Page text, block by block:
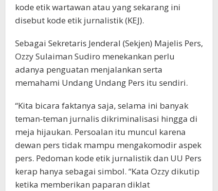
kode etik wartawan atau yang sekarang ini
disebut kode etik jurnalistik (KEJ).
Sebagai Sekretaris Jenderal (Sekjen) Majelis Pers,
Ozzy Sulaiman Sudiro menekankan perlu
adanya penguatan menjalankan serta
memahami Undang Undang Pers itu sendiri.
“Kita bicara faktanya saja, selama ini banyak
teman-teman jurnalis dikriminalisasi hingga di
meja hijaukan. Persoalan itu muncul karena
dewan pers tidak mampu mengakomodir aspek
pers. Pedoman kode etik jurnalistik dan UU Pers
kerap hanya sebagai simbol. “Kata Ozzy dikutip
ketika memberikan paparan diklat